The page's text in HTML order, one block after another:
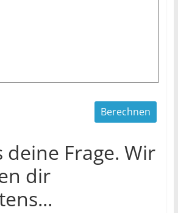
deine Frage. Wir
dir